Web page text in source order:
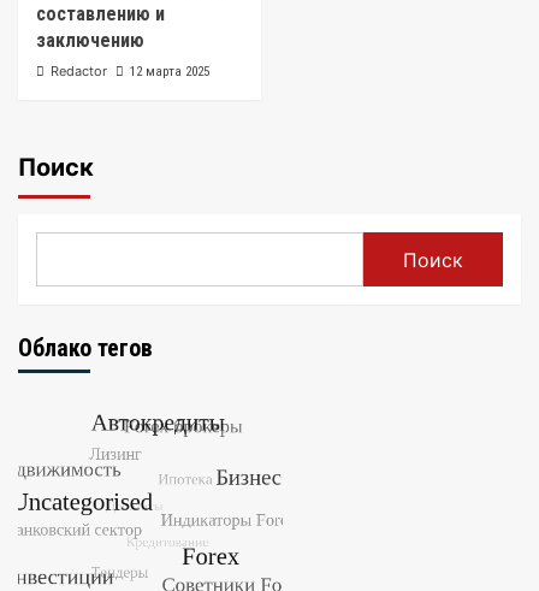
составлению и
заключению
Redactor 12 марта 2025
Поиск
Поиск
Облако тегов